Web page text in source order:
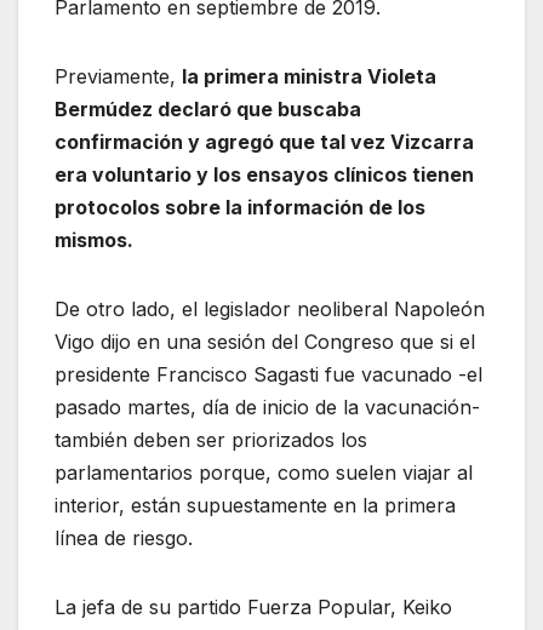
Parlamento en septiembre de 2019.
Previamente, la primera ministra Violeta
Bermúdez declaró que buscaba
confirmación y agregó que tal vez Vizcarra
era voluntario y los ensayos clínicos tienen
protocolos sobre la información de los
mismos.
De otro lado, el legislador neoliberal Napoleón
Vigo dijo en una sesión del Congreso que si el
presidente Francisco Sagasti fue vacunado -el
pasado martes, día de inicio de la vacunación-
también deben ser priorizados los
parlamentarios porque, como suelen viajar al
interior, están supuestamente en la primera
línea de riesgo.
La jefa de su partido Fuerza Popular, Keiko